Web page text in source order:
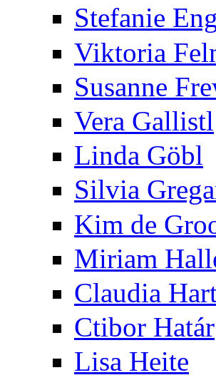
Stefanie
Viktoria
Susanne
Vera Gallistl
Linda Göbl
Silvia
Kim de
Miriam
Claudia
Ctibor Határ
Lisa Heite